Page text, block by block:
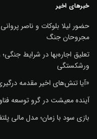
خبرهای اخیر
حضور لیلا بلوکات و ناصر
مجروحان جنگ
تعلیق اجاره‌بها در شرایط
ورشکستگی
«آیا تنش‌های اخیر مقدمه
آینده معیشت در گرو توسعه
بازی سود با زمان؛ مدل مالی